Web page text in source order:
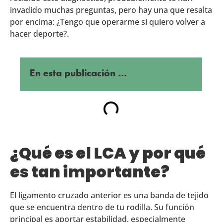
invadido muchas preguntas, pero hay una que resalta
por encima: ¿Tengo que operarme si quiero volver a
hacer deporte?.
En esta publicación ...
¿Qué es el LCA y por qué
es tan importante?
El ligamento cruzado anterior es una banda de tejido
que se encuentra dentro de tu rodilla. Su función
principal es aportar estabilidad, especialmente